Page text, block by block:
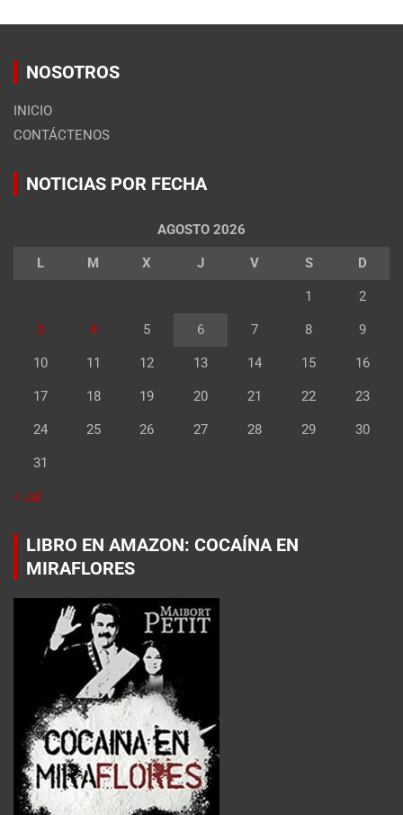
NOSOTROS
INICIO
CONTÁCTENOS
NOTICIAS POR FECHA
AGOSTO 2026
L M X J V S D
1 2
3 4 5 6 7 8 9
10 11 12 13 14 15 16
17 18 19 20 21 22 23
24 25 26 27 28 29 30
31
« Jul
LIBRO EN AMAZON: COCAÍNA EN
MIRAFLORES